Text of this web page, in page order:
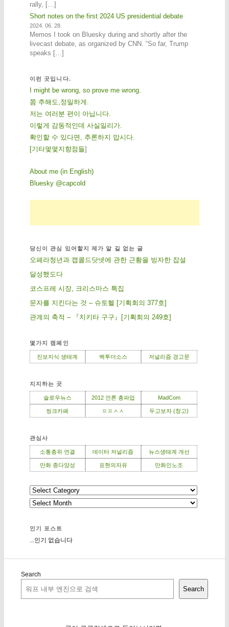
rally, […]
Short notes on the first 2024 US presidential debate
2024. 06. 28.
Memos I took on Bluesky during and shortly after the
livecast debate, as organized by CNN. “So far, Trump
speaks […]
이런 곳입니다.
I might be wrong, so prove me wrong.
쫌 추해도,정밀하게.
저는 여러분 편이 아닙니다.
이렇게 감동적인데 사실일리가.
확인할 수 있다면, 추론하지 맙시다.
[기 타몇 몇 지 향점 들]
About me (in English)
Bluesky @capcold
당신이 관심 있어할지 제가 알 길 없는 글
오페라청년과 캡콜드닷넷에 관한 근황을 빙자한 잡설
달성했도다
코스프레 시장, 크리스마스 특집
문자를 지킨다는 것 – 슈토헬 [기획회의 377호]
관계의 축적 – 『치키타 구구』[기획회의 249호]
몇가지 캠페인
진보지식 생태계 백투더소스 저널리즘 경고문
지지하는 곳
슬로우뉴스 2012 언론 총파업 MadCom
씽크카페 ㅍㅍㅅㅅ 두고보자 (창고)
관심사
소통층위 연결 데이터 저널리즘 뉴스생태계 개선
만화 종다양성 표현의자유 만화인노조
인기 포스트
...인기 없습니다
Search
Search